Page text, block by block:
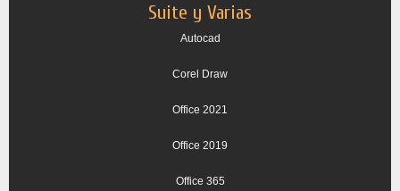
Suite y Varias
Autocad
Corel Draw
Office 2021
Office 2019
Office 365